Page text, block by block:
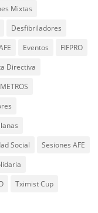
Mixtas
Desfibriladores
Eventos
FIFPRO
Directiva
Social
Sesiones AFE
Tximist Cup